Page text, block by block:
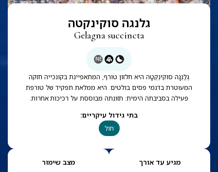
גלנגה סוקינקטה
Gelagna succincta
NE
גֶּלַנְגָּה סוּקִינְקְטָה היא חלזון טורף, המתאפיינת בקונכייה חזקה
המעוטרת בדגמי פסים בולטים. היא ממלאת תפקיד של טורפת
פעילה בסביבתה הימית: תזונתה מבוססת על רכיכות אחרות.
בתי גידול עיקריים:
חול
מגיע עד אורך מצב שימור